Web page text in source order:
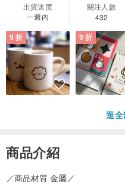
出貨速度
一週內
關注人數
432
9 折 9 折
逛
商品介紹
／商品材質 金屬／